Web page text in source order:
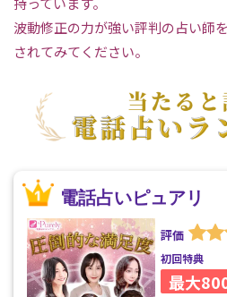
波動修正の力が強い評判の占い師
されてみてください。
電話占いピュアリ
評価
初回特典
最大